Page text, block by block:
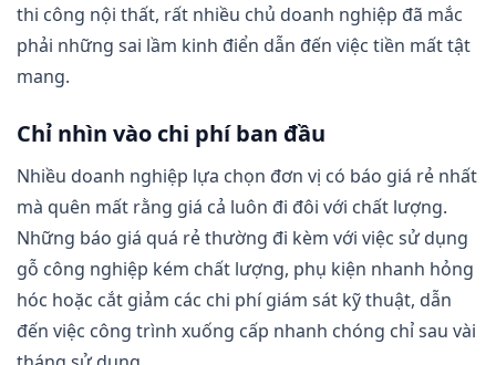
thi công nội thất, rất nhiều chủ doanh nghiệp đã mắc
phải những sai lầm kinh điển dẫn đến việc tiền mất tật
mang.
Chỉ nhìn vào chi phí ban đầu
Nhiều doanh nghiệp lựa chọn đơn vị có báo giá rẻ nhất
mà quên mất rằng giá cả luôn đi đôi với chất lượng.
Những báo giá quá rẻ thường đi kèm với việc sử dụng
gỗ công nghiệp kém chất lượng, phụ kiện nhanh hỏng
hóc hoặc cắt giảm các chi phí giám sát kỹ thuật, dẫn
đến việc công trình xuống cấp nhanh chóng chỉ sau vài